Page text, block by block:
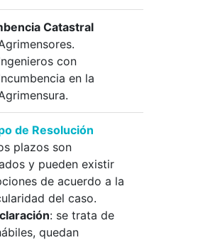
Catastral
con
en la
de Resolución
plazos son
y pueden existir
de acuerdo a la
del caso.
: se trata de
quedan